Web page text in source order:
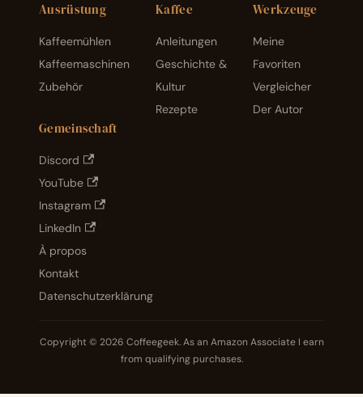
Ausrüstung
Kaffeemühlen
Kaffeemaschinen
Zubehör
Kaffee
Anleitungen
Geschichte &
Kultur
Rezepte
Werkzeuge
Meine
Favoriten
Vergleicher
Der Autor
Gemeinschaft
Discord
YouTube
Instagram
LinkedIn
À propos
Kontakt
Datenschutzerklärung
Copyright © 2026 Coffeegeek. As an Amazon Associate I earn
from qualifying purchases.